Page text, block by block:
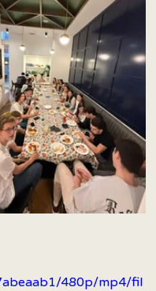
480p/mp4/fil